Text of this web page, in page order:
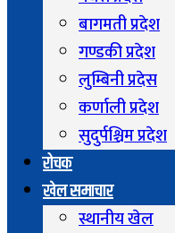
बागमती प्रदेश
गण्डकी प्रदेश
लुम्बिनी प्रदेस
कर्णाली प्रदेश
सुदुर्पश्चिम प्रदेश
रोचक
खेल समाचार
स्थानीय खेल